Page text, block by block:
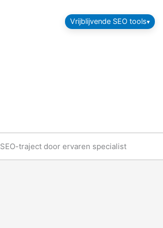
Vrijblijvende SEO tools
SEO-traject door ervaren specialist